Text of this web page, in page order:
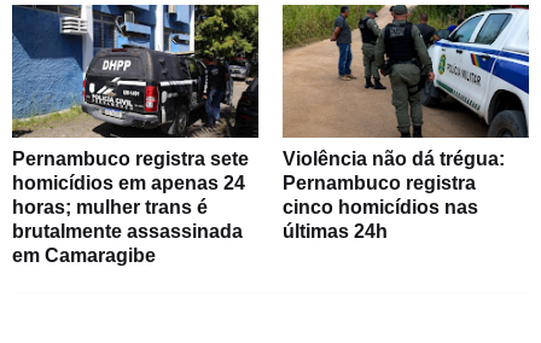
Pernambuco registra sete
homicídios em apenas 24
horas; mulher trans é
brutalmente assassinada
em Camaragibe
Violência não dá trégua:
Pernambuco registra
cinco homicídios nas
últimas 24h